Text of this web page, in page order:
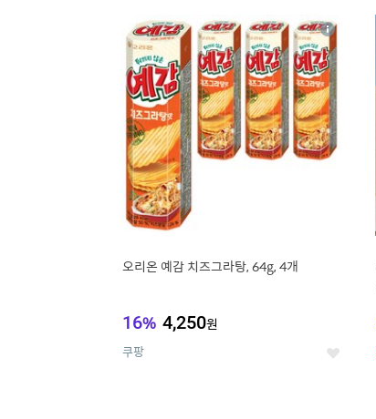
17
오리온 예감 치즈그라탕, 64g, 4개
16% 4,250원
쿠팡 좋
상
세